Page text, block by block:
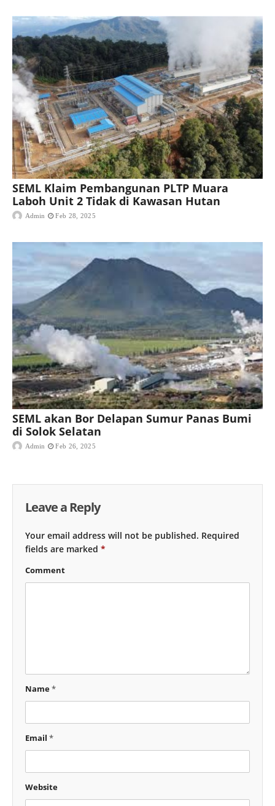
SEML Klaim Pembangunan PLTP Muara
Laboh Unit 2 Tidak di Kawasan Hutan
Admin Feb 28, 2025
SEML akan Bor Delapan Sumur Panas Bumi
di Solok Selatan
Admin Feb 26, 2025
Leave a Reply
Your email address will not be published. Required
fields are marked *
Comment
Name*
Email *
Website